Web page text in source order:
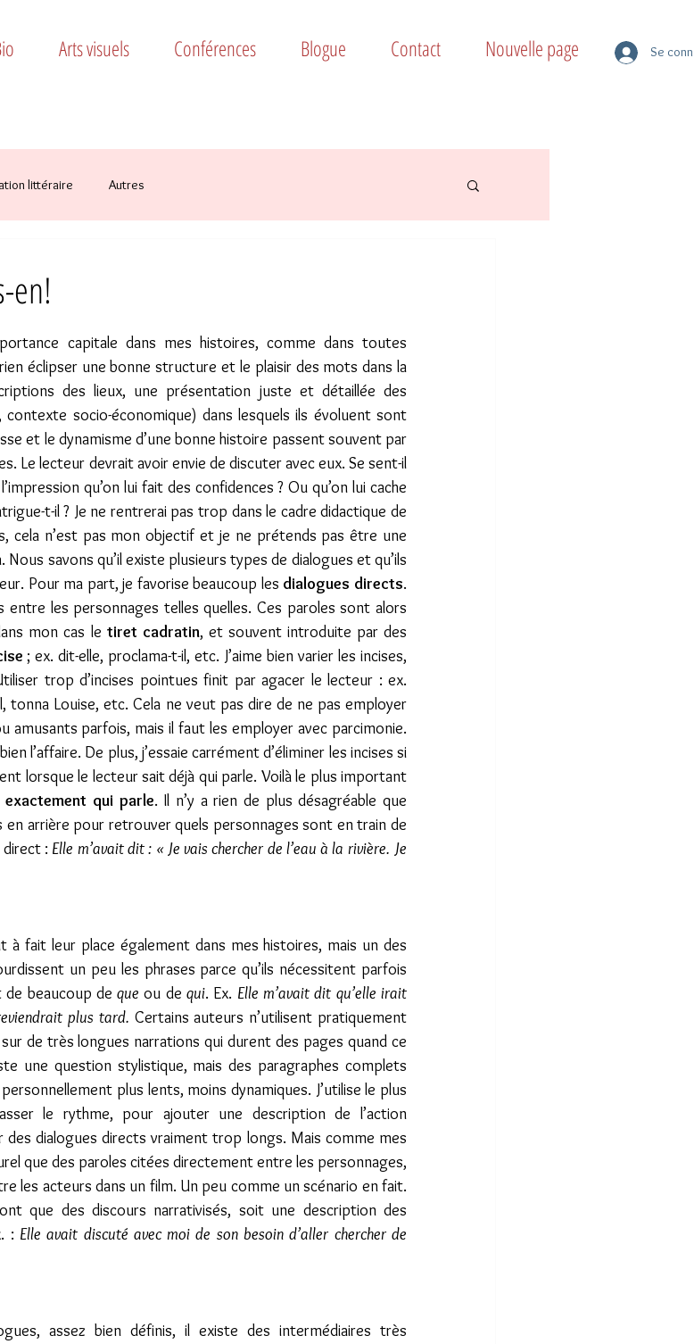
Arts visuels Conférences Blogue Contact Nouvelle page Se
littéraire Autres
en!
éclipser une bonne structure et le plaisir des mots dans la
des lieux, une présentation juste et détaillée des
socio-économique) dans lesquels ils évoluent sont
et le dynamisme d’une bonne histoire passent souvent par
Le lecteur devrait avoir envie de discuter avec eux. Se sent-il
qu’on lui fait des confidences ? Ou qu’on lui cache
t-il ? Je ne rentrerai pas trop dans le cadre didactique de
cela n’est pas mon objectif et je ne prétends pas être une
savons qu’il existe plusieurs types de dialogues et qu’ils
Pour ma part, je favorise beaucoup les dialogues directs.
entre les personnages telles quelles. Ces paroles sont alors
mon cas le tiret cadratin, et souvent introduite par des
; ex. dit-elle, proclama-t-il, etc. J’aime bien varier les incises,
trop d’incises pointues finit par agacer le lecteur : ex.
tonna Louise, etc. Cela ne veut pas dire de ne pas employer
parfois, mais il faut les employer avec parcimonie.
l’affaire. De plus, j’essaie carrément d’éliminer les incises si
lorsque le lecteur sait déjà qui parle. Voilà le plus important
qui parle. Il n’y a rien de plus désagréable que
arrière pour retrouver quels personnages sont en train de
direct : Elle m’avait dit : « Je vais chercher de l’eau à la rivière. Je
à fait leur place également dans mes histoires, mais un des
un peu les phrases parce qu’ils nécessitent parfois
de beaucoup de que ou de qui. Ex. Elle m’avait dit qu’elle irait
plus tard. Certains auteurs n’utilisent pratiquement
de très longues narrations qui durent des pages quand ce
une question stylistique, mais des paragraphes complets
plus lents, moins dynamiques. J’utilise le plus
le rythme, pour ajouter une description de l’action
dialogues directs vraiment trop longs. Mais comme mes
que des paroles citées directement entre les personnages,
les acteurs dans un film. Un peu comme un scénario en fait.
que des discours narrativisés, soit une description des
: Elle avait discuté avec moi de son besoin d’aller chercher de